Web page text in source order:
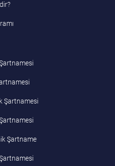
Şartnamesi
Şartname